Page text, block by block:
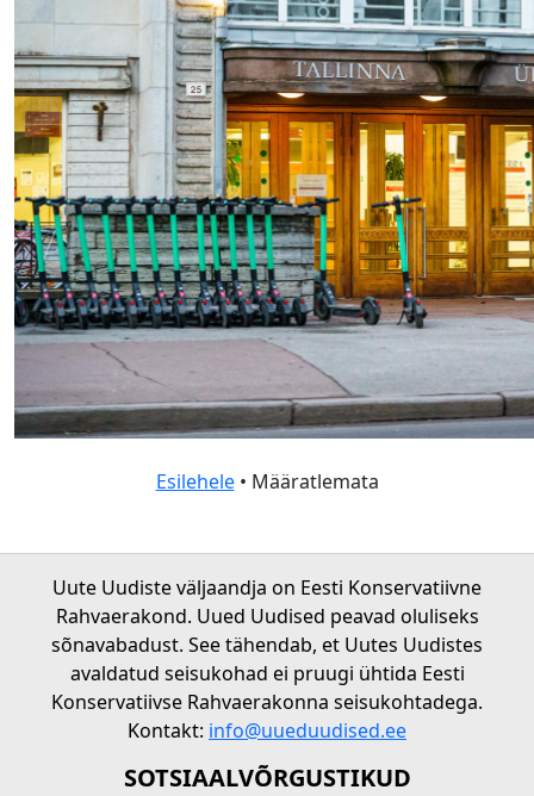
Esilehele• Määratlemata
Uute Uudiste väljaandja on Eesti Konservatiivne
Rahvaerakond. Uued Uudised peavad oluliseks
sõnavabadust. See tähendab, et Uutes Uudistes
avaldatud seisukohad ei pruugi ühtida Eesti
Konservatiivse Rahvaerakonna seisukohtadega.
Kontakt: info@uueduudised.ee
SOTSIAALVÕRGUSTIKUD